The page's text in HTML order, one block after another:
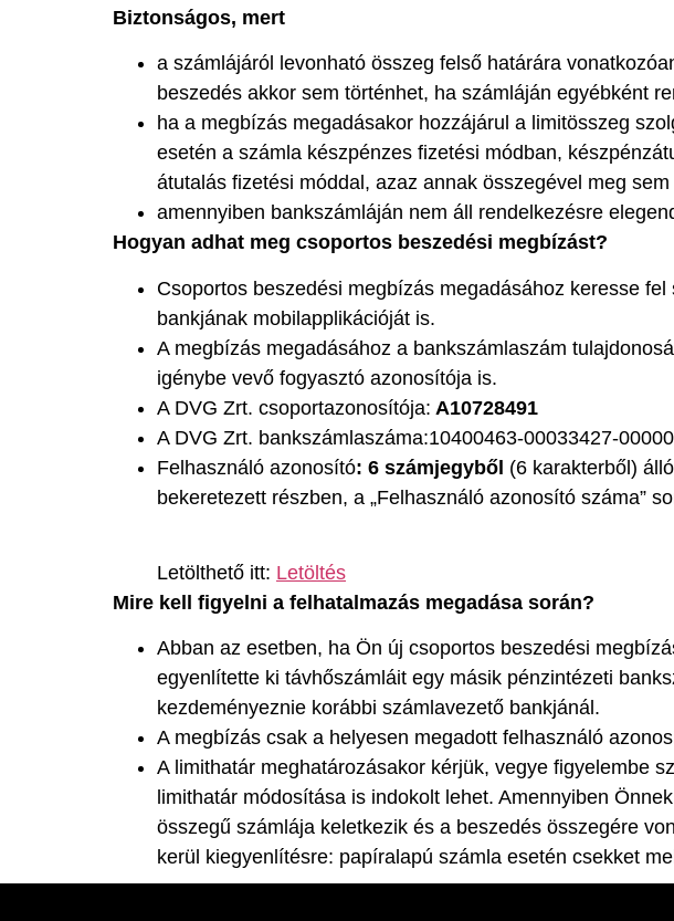
Biztonságos, mert
a számlájáról levonható összeg felső határára
beszedés akkor sem történhet, ha számláján egyébként
ha a megbízás megadásakor hozzájárul a limitösszeg
esetén a számla készpénzes fizetési módban,
átutalás fizetési móddal, azaz annak összegével meg
amennyiben bankszámláján nem áll rendelkezésre
Hogyan adhat meg csoportos beszedési megbízást?
Csoportos beszedési megbízás megadásához keresse
bankjának mobilapplikációját is.
A megbízás megadásához a bankszámlaszám
igénybe vevő fogyasztó azonosítója is.
A DVG Zrt. csoportazonosítója: A10728491
A DVG Zrt. bankszámlaszáma:10400463-00033427-
Felhasználó azonosító: 6 számjegyből (6 karakterből)
bekeretezett részben, a „Felhasználó azonosító száma”
Letölthető itt: Letöltés
Mire kell figyelni a felhatalmazás megadása során?
Abban az esetben, ha Ön új csoportos beszedési
egyenlítette ki távhőszámláit egy másik pénzintézeti
kezdeményeznie korábbi számlavezető bankjánál.
A megbízás csak a helyesen megadott felhasználó
A limithatár meghatározásakor kérjük, vegye figyelembe
limithatár módosítása is indokolt lehet. Amennyiben
összegű számlája keletkezik és a beszedés összegére
kerül kiegyenlítésre: papíralapú számla esetén csekket